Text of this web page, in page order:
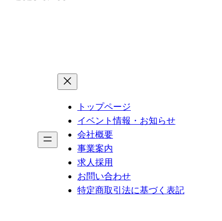
トップページ
イベント情報・お知らせ
会社概要
事業案内
求人採用
お問い合わせ
特定商取引法に基づく表記